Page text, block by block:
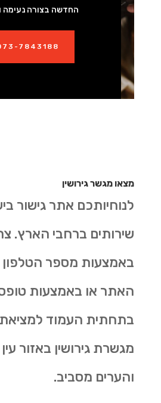
החדשה בצורה נעימה
7843188
מצאו מגשר גירושין
לנוחיותכם אתר גישור
שירותים ברחבי הארץ.
באמצעות מספר הטלפון
האתר או באמצעות
בתחתית העמוד
מגשרת גירושין באזור עין
והערים מסביב.